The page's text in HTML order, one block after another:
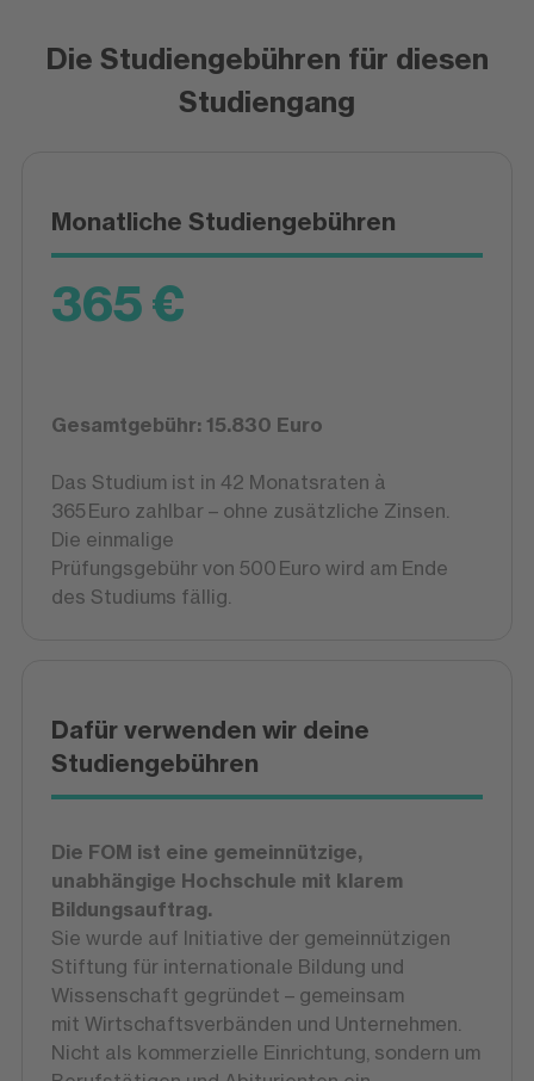
Die Studiengebühren für diesen
Studiengang
Monatliche Studiengebühren
365 €
Gesamtgebühr: 15.830 Euro
Das Studium ist in 42 Monatsraten à
365 Euro zahlbar – ohne zusätzliche Zinsen.
Die einmalige
Prüfungsgebühr von 500 Euro wird am Ende
des Studiums fällig.
Dafür verwenden wir deine
Studiengebühren
Die FOM ist eine gemeinnützige,
unabhängige Hochschule mit klarem
Bildungsauftrag.
Sie wurde auf Initiative der gemeinnützigen
Stiftung für internationale Bildung und
Wissenschaft gegründet – gemeinsam
mit Wirtschaftsverbänden und Unternehmen.
Nicht als kommerzielle Einrichtung, sondern um